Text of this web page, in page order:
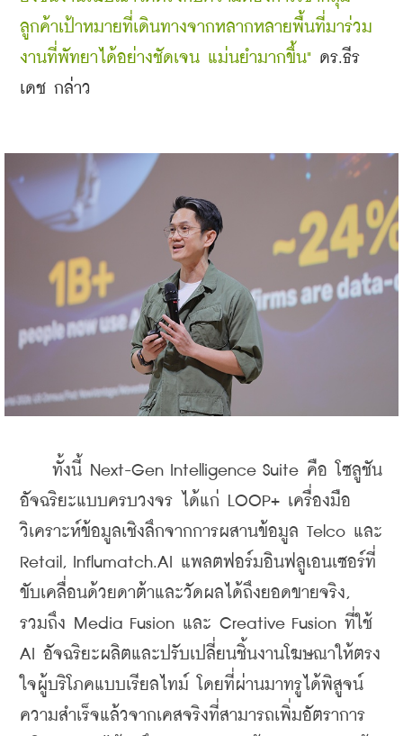
ลูกค้าเป้าหมายที่เดินทางจากหลากหลายพื้นที่มาร่วม
งานที่พัทยาได้อย่างชัดเจน แม่นยำมากขึ้น" ดร.ธีร
เดช กล่าว
ทั้งนี้ Next-Gen Intelligence Suite คือ โซลูชัน
อัจฉริยะแบบครบวงจร ได้แก่ LOOP+ เครื่องมือ
วิเคราะห์ข้อมูลเชิงลึกจากการผสานข้อมูล Telco และ
Retail, Influmatch.AI แพลตฟอร์มอินฟลูเอนเซอร์ที่
ขับเคลื่อนด้วยดาต้าและวัดผลได้ถึงยอดขายจริง,
รวมถึง Media Fusion และ Creative Fusion ที่ใช้
AI อัจฉริยะผลิตและปรับเปลี่ยนชิ้นงานโฆษณาให้ตรง
ใจผู้บริโภคแบบเรียลไทม์ โดยที่ผ่านมาทรูได้พิสูจน์
ความสำเร็จแล้วจากเคสจริงที่สามารถเพิ่มอัตราการ